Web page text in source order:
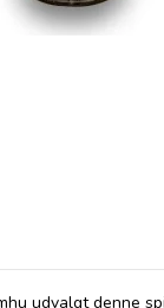
udvalgt denne